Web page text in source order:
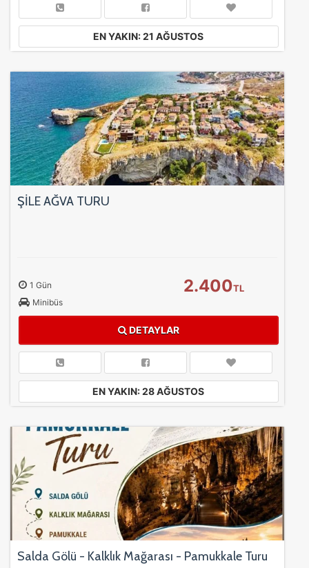
EN YAKIN: 21 AĞUSTOS
ŞİLE AĞVA TURU
1 Gün
Minibüs
2.400TL
DETAYLAR
EN YAKIN: 28 AĞUSTOS
Salda Gölü - Kalklık Mağarası - Pamukkale Turu